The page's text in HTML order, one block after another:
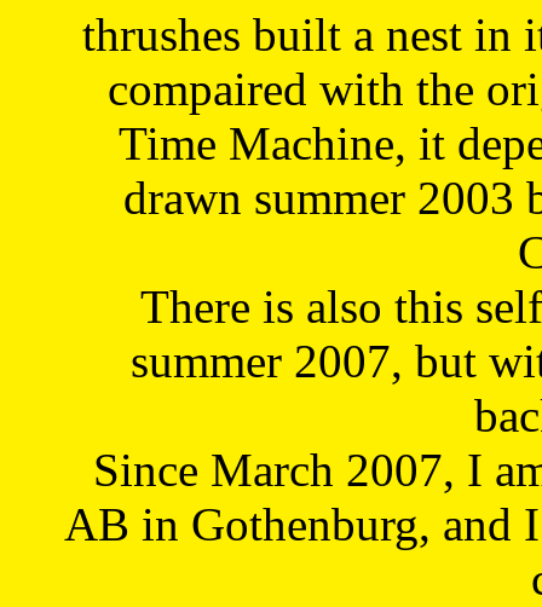
thrushes built a nest in
compaired with the
Time Machine, it
drawn summer 2003
There is also this
summer 2007, but
Since March 2007, I
AB in Gothenburg, and